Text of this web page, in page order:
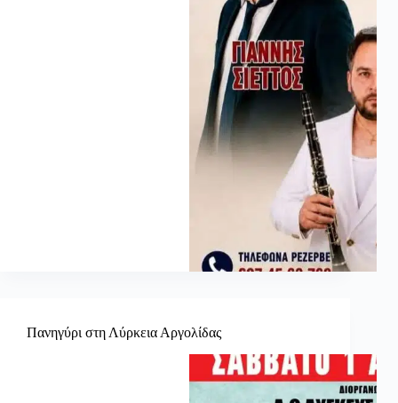
Πανηγύρι στη Λύρκεια Αργολίδας